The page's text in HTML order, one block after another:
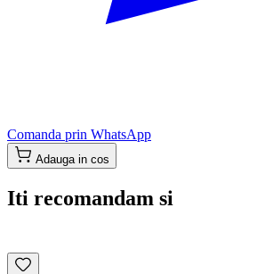
Comanda prin WhatsApp
Adauga in cos
Iti recomandam si